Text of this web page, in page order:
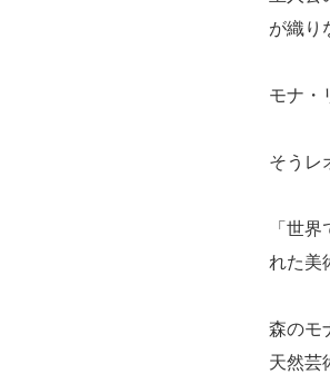
が織り
モナ・
そうレ
「世
れた美
森のモ
天然芸